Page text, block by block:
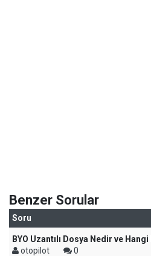
Benzer Sorular
Soru
BYO Uzantılı Dosya Nedir ve
otopilot
0